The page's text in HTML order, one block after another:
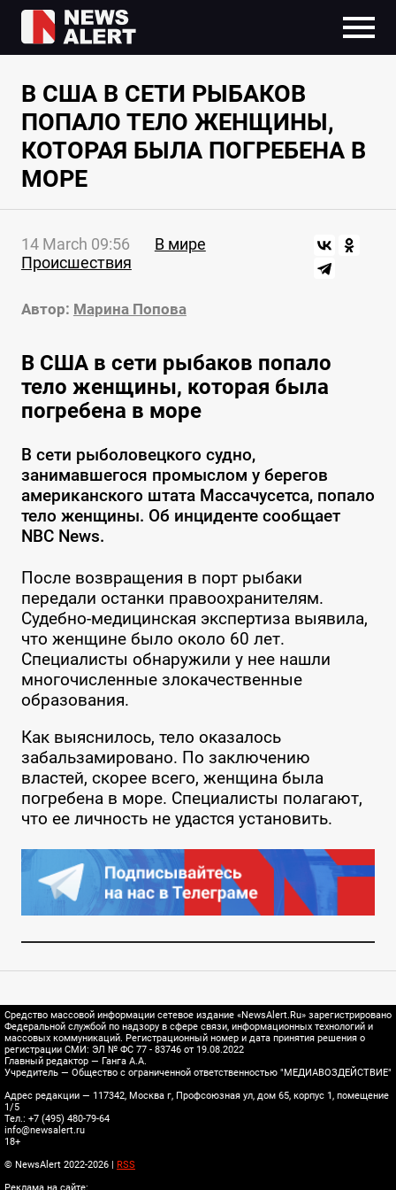
В США В СЕТИ РЫБАКОВ
ПОПАЛО ТЕЛО ЖЕНЩИНЫ,
КОТОРАЯ БЫЛА ПОГРЕБЕНА В
МОРЕ
14 March 09:56
В мире
Происшествия
Автор: Марина Попова
В США в сети рыбаков попало
тело женщины, которая была
погребена в море
В сети рыболовецкого судно,
занимавшегося промыслом у берегов
американского штата Массачусетса, попало
тело женщины. Об инциденте сообщает
NBC News.
После возвращения в порт рыбаки
передали останки правоохранителям.
Судебно-медицинская экспертиза выявила,
что женщине было около 60 лет.
Специалисты обнаружили у нее нашли
многочисленные злокачественные
образования.
Как выяснилось, тело оказалось
забальзамировано. По заключению
властей, скорее всего, женщина была
погребена в море. Специалисты полагают,
что ее личность не удастся установить.
Средство массовой информации сетевое издание «NewsAlert.Ru» зарегистрировано
Федеральной службой по надзору в сфере связи, информационных технологий и
массовых коммуникаций. Регистрационный номер и дата принятия решения о
регистрации СМИ: ЭЛ № ФС 77 - 83746 от 19.08.2022
Главный редактор — Ганга А.А.
Учредитель — Общество с ограниченной ответственностью "МЕДИАВОЗДЕЙСТВИЕ"
Адрес редакции — 117342, Москва г, Профсоюзная ул, дом 65, корпус 1, помещение
1/5
Тел.: +7 (495) 480-79-64
info@newsalert.ru
18+
© NewsAlert 2022-2026 | RSS
Реклама на сайте: